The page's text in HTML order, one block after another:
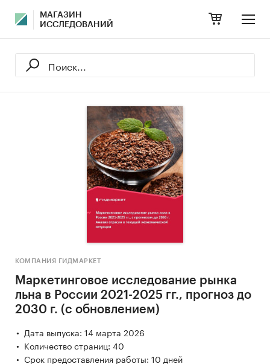
МАГАЗИН
ИССЛЕДОВАНИЙ
КОМПАНИЯ ГИДМАРКЕТ
Маркетинговое исследование рынка
льна в России 2021-2025 гг., прогноз до
2030 г. (с обновлением)
Дата выпуска: 14 марта 2026
Количество страниц: 40
Срок предоставления работы: 10 дней